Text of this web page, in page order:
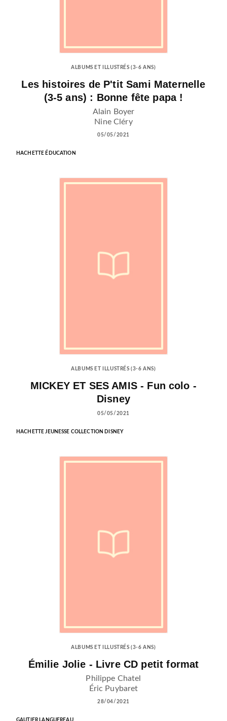
ALBUMS ET ILLUSTRÉS (3-6 ANS)
Les histoires de P'tit Sami Maternelle
(3-5 ans) : Bonne fête papa !
Alain Boyer
Nine Cléry
05/05/2021
HACHETTE ÉDUCATION
ALBUMS ET ILLUSTRÉS (3-6 ANS)
MICKEY ET SES AMIS - Fun colo -
Disney
05/05/2021
HACHETTE JEUNESSE COLLECTION DISNEY
ALBUMS ET ILLUSTRÉS (3-6 ANS)
Émilie Jolie - Livre CD petit format
Philippe Chatel
Éric Puybaret
28/04/2021